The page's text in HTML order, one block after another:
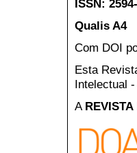
ISSN:
Qualis A4
Com DOI
Esta
Intelectual
A REVISTA